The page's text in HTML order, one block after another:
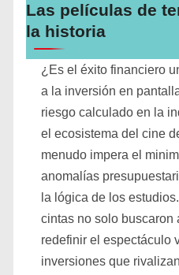
Las películas de
la historia
¿Es el éxito financiero
a la inversión en
riesgo calculado en la
el ecosistema del cine
menudo impera el
anomalías
la lógica de los
cintas no solo buscaron
redefinir el espectáculo
inversiones que